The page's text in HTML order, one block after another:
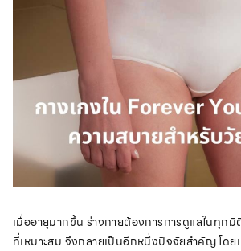
เมื่ออายุมากขึ้น ร่างกายต้องการการดูแลในทุกมิ
ที่เหมาะสม จึงกลายเป็นอีกหนึ่งปัจจัยสำคัญ โดย